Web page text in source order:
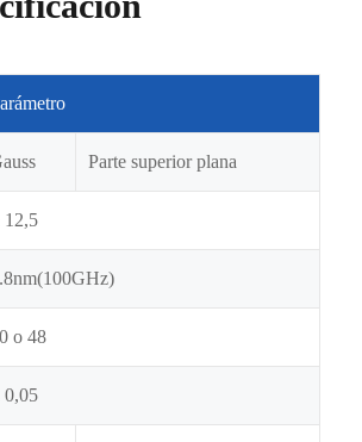
Parte superior plana
12,5
o 48
0,05